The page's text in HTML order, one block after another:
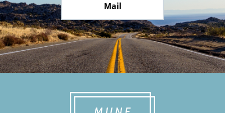
Mail